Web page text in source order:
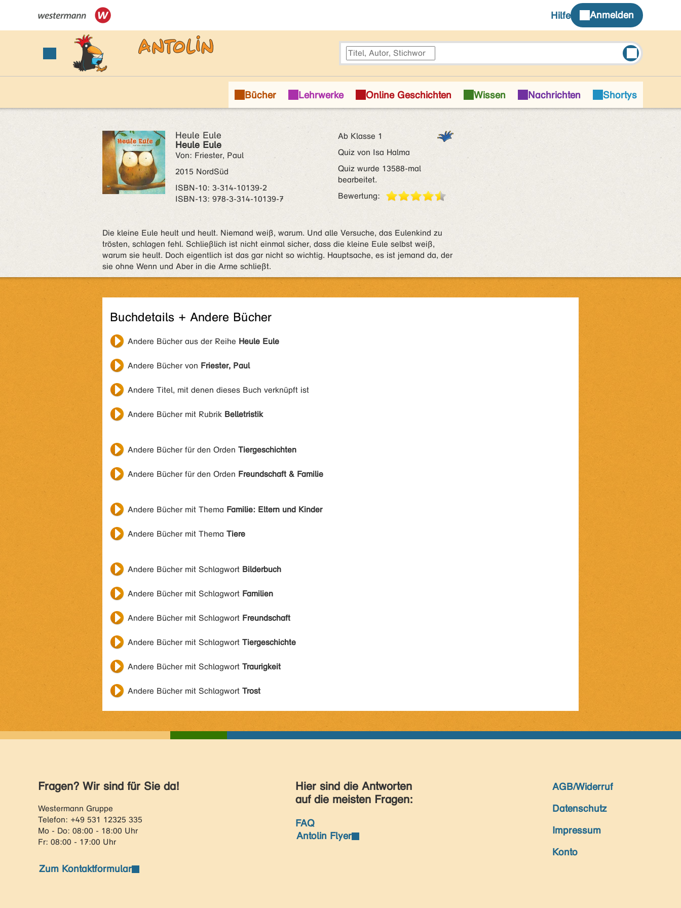
Heule Eule
Heule Eule
Von: Friester, Paul
2015 NordSüd
ISBN‑10: 3-314-10139-2
ISBN‑13: 978-3-314-10139-7
Ab Klasse 1
Quiz von Isa Halma
Quiz wurde 13588-mal
bearbeitet.
Bewertung:
Die kleine Eule heult und heult. Niemand weiß, warum. Und alle Versuche, das Eulenkind zu
trösten, schlagen fehl. Schließlich ist nicht einmal sicher, dass die kleine Eule selbst weiß,
warum sie heult. Doch eigentlich ist das gar nicht so wichtig. Hauptsache, es ist jemand da, der
sie ohne Wenn und Aber in die Arme schließt.
Buchdetails + Andere Bücher
Andere Bücher aus der Reihe Heule Eule
Andere Bücher von Friester, Paul
Andere Titel, mit denen dieses Buch verknüpft ist
Andere Bücher mit Rubrik Belletristik
Andere Bücher für den Orden Tiergeschichten
Andere Bücher für den Orden Freundschaft & Familie
Andere Bücher mit Thema Familie: Eltern und Kinder
Andere Bücher mit Thema Tiere
Andere Bücher mit Schlagwort Bilderbuch
Andere Bücher mit Schlagwort Familien
Andere Bücher mit Schlagwort Freundschaft
Andere Bücher mit Schlagwort Tiergeschichte
Andere Bücher mit Schlagwort Traurigkeit
Andere Bücher mit Schlagwort Trost